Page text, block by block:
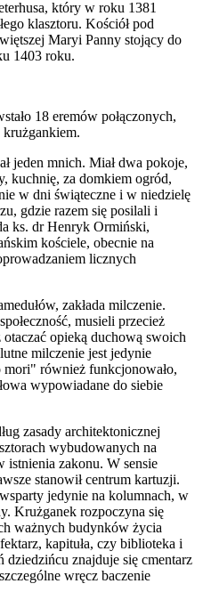
który w roku 1381
klasztoru. Kościół pod
Maryi Panny stojący do
1403 roku.
18 eremów połączonych,
jeden mnich. Miał dwa pokoje,
kuchnię, za domkiem ogród,
w dni świąteczne i w niedzielę
gdzie razem się posilali i
ks. dr Henryk Ormiński,
kościele, obecnie na
licznych
zakłada milczenie.
musieli przecież
opieką duchową swoich
milczenie jest jedynie
również funkcjonowało,
wypowiadane do siebie
zasady architektonicznej
wybudowanych na
zakonu. W sensie
stanowił centrum kartuzji.
jedynie na kolumnach, w
Krużganek rozpoczyna się
ważnych budynków życia
kapituła, czy biblioteka i
dziedzińcu znajduje się cmentarz
wręcz baczenie